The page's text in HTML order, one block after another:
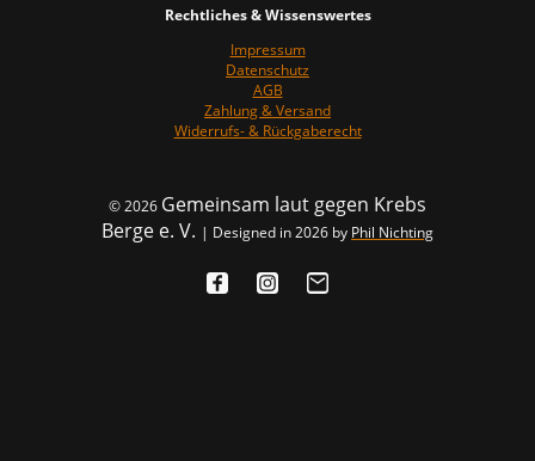
Rechtliches & Wissenswertes
Impressum
Datenschutz
AGB
Zahlung & Versand
Widerrufs- & Rückgaberecht
© 2026 Gemeinsam laut gegen Krebs
Berge e. V. | Designed in 2026 by Phil Nichting